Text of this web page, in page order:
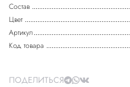
Состав
Цвет
Артикул
Код товара
ПОДЕЛИТЬСЯ